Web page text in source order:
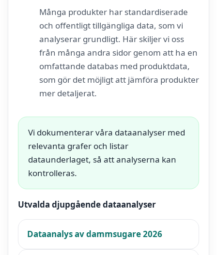
Många produkter har standardiserade
och offentligt tillgängliga data, som vi
analyserar grundligt. Här skiljer vi oss
från många andra sidor genom att ha en
omfattande databas med produktdata,
som gör det möjligt att jämföra produkter
mer detaljerat.
Vi dokumenterar våra dataanalyser med
relevanta grafer och listar
dataunderlaget, så att analyserna kan
kontrolleras.
Utvalda djupgående dataanalyser
Dataanalys av dammsugare 2026